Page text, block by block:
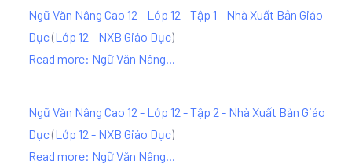
Ngữ Văn Nâng Cao 12 - Lớp 12 - Tập 1 - Nhà Xuất Bản Giáo
Dục(Lớp 12 - NXB Giáo Dục)
Read more: Ngữ Văn Nâng...
Ngữ Văn Nâng Cao 12 - Lớp 12 - Tập 2 - Nhà Xuất Bản Giáo
Dục(Lớp 12 - NXB Giáo Dục)
Read more: Ngữ Văn Nâng...